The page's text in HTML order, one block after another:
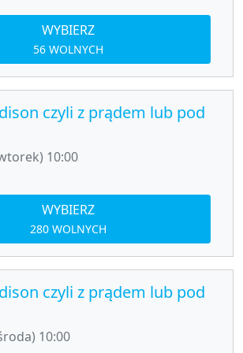
WYBIERZ
56 WOLNYCH
czyli z prądem lub pod
10:00
WYBIERZ
280 WOLNYCH
czyli z prądem lub pod
10:00